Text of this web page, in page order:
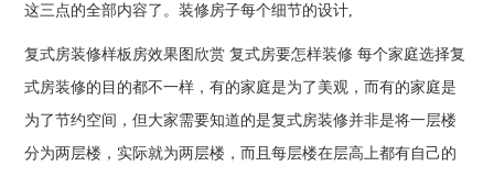
这三点的全部内容了。装修房子每个细节的设计,
复式房装修样板房效果图欣赏 复式房要怎样装修 每个家庭选择复
式房装修的目的都不一样，有的家庭是为了美观，而有的家庭是
为了节约空间，但大家需要知道的是复式房装修并非是将一层楼
分为两层楼，实际就为两层楼，而且每层楼在层高上都有自己的